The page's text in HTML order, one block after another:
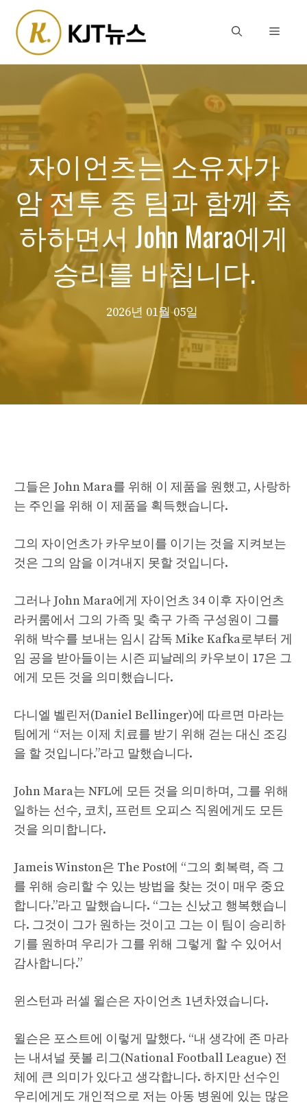
content
Menu
자이언츠는 소유자가
암 전투 중 팀과 함께 축
하하면서 John Mara에게
승리를 바칩니다.
2026년 01월 05일
그들은 John Mara를 위해 이 제품을 원했고, 사랑하
는 주인을 위해 이 제품을 획득했습니다.
그의 자이언츠가 카우보이를 이기는 것을 지켜보는
것은 그의 암을 이겨내지 못할 것입니다.
그러나 John Mara에게 자이언츠 34 이후 자이언츠
라커룸에서 그의 가족 및 축구 가족 구성원이 그를
위해 박수를 보내는 임시 감독 Mike Kafka로부터 게
임 공을 받아들이는 시즌 피날레의 카우보이 17은 그
에게 모든 것을 의미했습니다.
다니엘 벨린저(Daniel Bellinger)에 따르면 마라는
팀에게 “저는 이제 치료를 받기 위해 걷는 대신 조깅
을 할 것입니다.”라고 말했습니다.
John Mara는 NFL에 모든 것을 의미하며, 그를 위해
일하는 선수, 코치, 프런트 오피스 직원에게도 모든
것을 의미합니다.
Jameis Winston은 The Post에 “그의 회복력, 즉 그
를 위해 승리할 수 있는 방법을 찾는 것이 매우 중요
합니다.”라고 말했습니다. “그는 신났고 행복했습니
다. 그것이 그가 원하는 것이고 그는 이 팀이 승리하
기를 원하며 우리가 그를 위해 그렇게 할 수 있어서
감사합니다.”
윈스턴과 러셀 윌슨은 자이언츠 1년차였습니다.
윌슨은 포스트에 이렇게 말했다. “내 생각에 존 마라
는 내셔널 풋볼 리그(National Football League) 전
체에 큰 의미가 있다고 생각합니다. 하지만 선수인
우리에게도 개인적으로 저는 아동 병원에 있는 많은